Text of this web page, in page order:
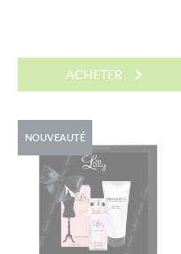
était :
13,70 €.
est :
ACHETER
NOUVEAUTÉ